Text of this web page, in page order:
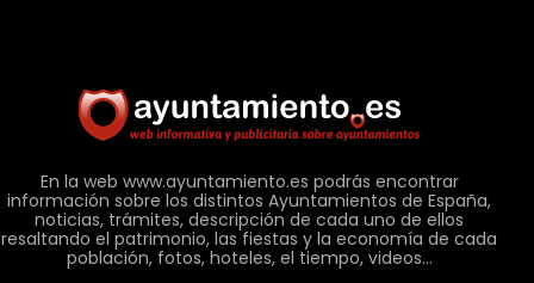
En la web www.ayuntamiento.es podrás encontrar
información sobre los distintos Ayuntamientos de España,
noticias, trámites, descripción de cada uno de ellos
resaltando el patrimonio, las fiestas y la economía de cada
población, fotos, hoteles, el tiempo, videos...